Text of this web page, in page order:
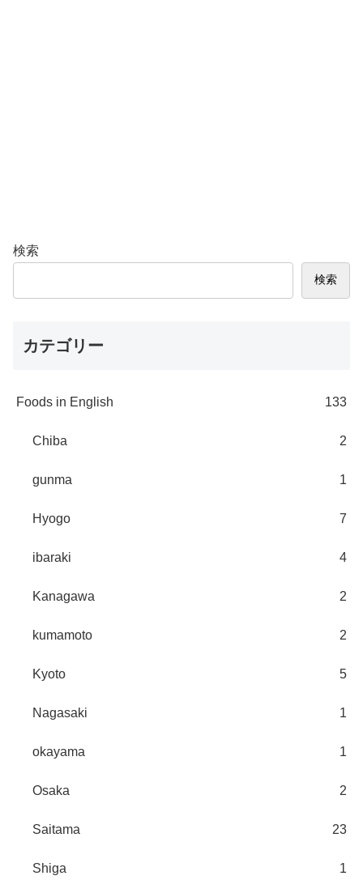
検索
検索
カテゴリー
Foods in English 133
Chiba 2
gunma 1
Hyogo 7
ibaraki 4
Kanagawa 2
kumamoto 2
Kyoto 5
Nagasaki 1
okayama 1
Osaka 2
Saitama 23
Shiga 1